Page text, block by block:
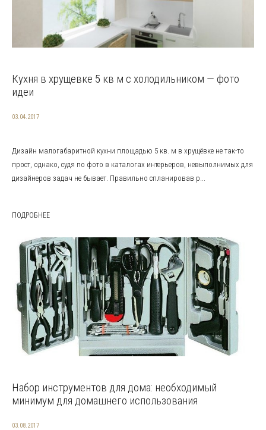
Кухня в хрущевке 5 кв м с холодильником — фото
идеи
03.04.2017
Дизайн малогабаритной кухни площадью 5 кв. м в хрущёвке не так-то
прост, однако, судя по фото в каталогах интерьеров, невыполнимых для
дизайнеров задач не бывает. Правильно спланировав р...
ПОДРОБНЕЕ
Набор инструментов для дома: необходимый
минимум для домашнего использования
03.08.2017